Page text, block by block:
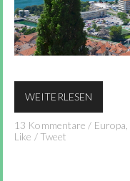
WEITERLESEN
13 Kommentare / Europa
Like / Tweet